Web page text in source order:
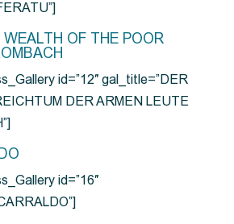
OF THE POOR
id=”12″ gal_title=”DER
DER ARMEN LEUTE
id=”16″